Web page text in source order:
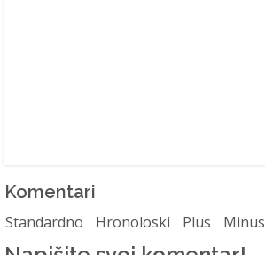
Komentari
Standardno Hronoloski Plus Minus